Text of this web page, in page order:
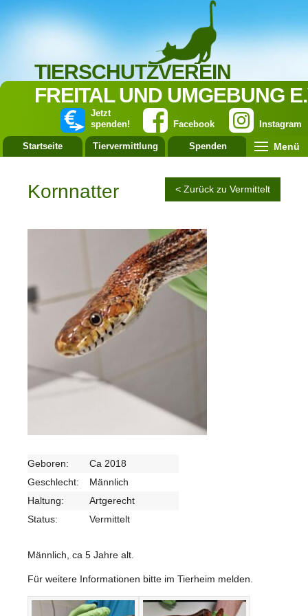
TIERSCHUTZVEREIN
FREITAL UND UMGEBUNG
Instagram
Facebook
Jetzt
spenden!
Startseite Tiervermittlung Spenden Menü
Kornnatter < Zurück zu Vermittelt
Geboren:
Ca 2018
Geschlecht:
Männlich
Haltung:
Artgerecht
Status:
Vermittelt
Männlich, ca 5 Jahre alt.
Für weitere Informationen bitte im Tierheim melden.